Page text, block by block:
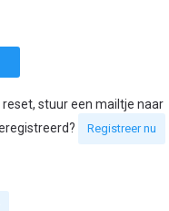
stuur een mailtje naar
Registreer nu